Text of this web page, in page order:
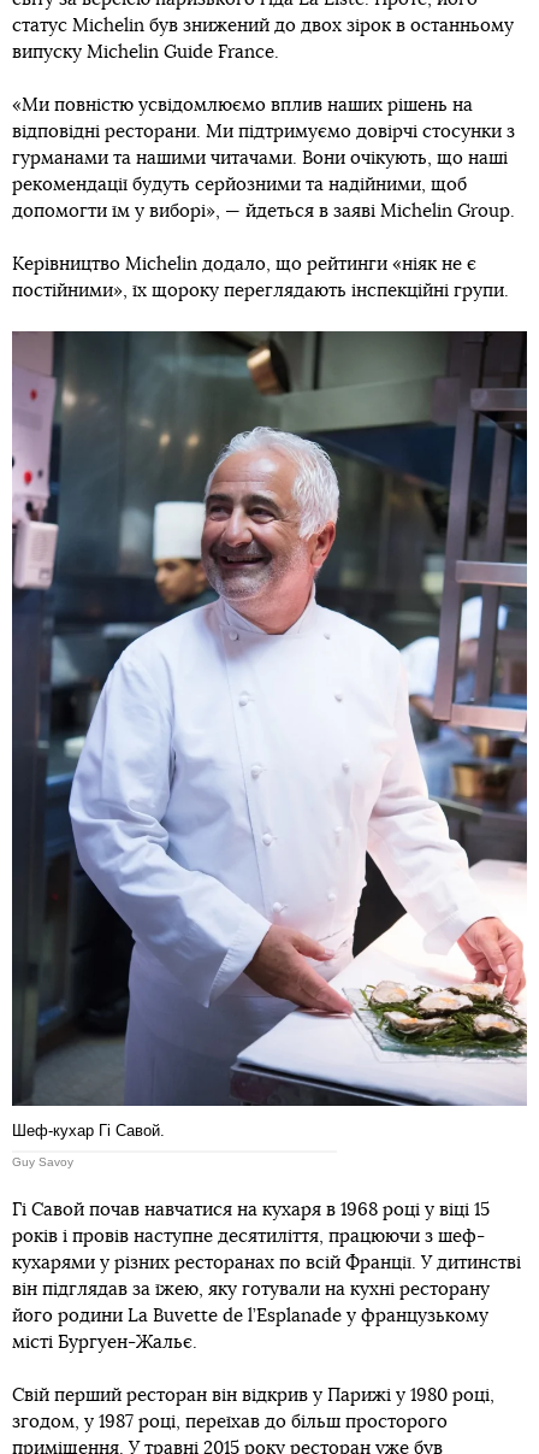
статус Michelin був знижений до двох зірок в останньому
випуску Michelin Guide France.
«Ми повністю усвідомлюємо вплив наших рішень на
відповідні ресторани. Ми підтримуємо довірчі стосунки з
гурманами та нашими читачами. Вони очікують, що наші
рекомендації будуть серйозними та надійними, щоб
допомогти їм у виборі», — йдеться в заяві Michelin Group.
Керівництво Michelin додало, що рейтинги «ніяк не є
постійними», їх щороку переглядають інспекційні групи.
Шеф-кухар Гі Савой.
Guy Savoy
Гі Савой почав навчатися на кухаря в 1968 році у віці 15
років і провів наступне десятиліття, працюючи з шеф-
кухарями у різних ресторанах по всій Франції. У дитинстві
він підглядав за їжею, яку готували на кухні ресторану
його родини La Buvette de l’Esplanade у французькому
місті Бургуен-Жальє.
Свій перший ресторан він відкрив у Парижі у 1980 році,
згодом, у 1987 році, переїхав до більш просторого
приміщення. У травні 2015 року ресторан уже був